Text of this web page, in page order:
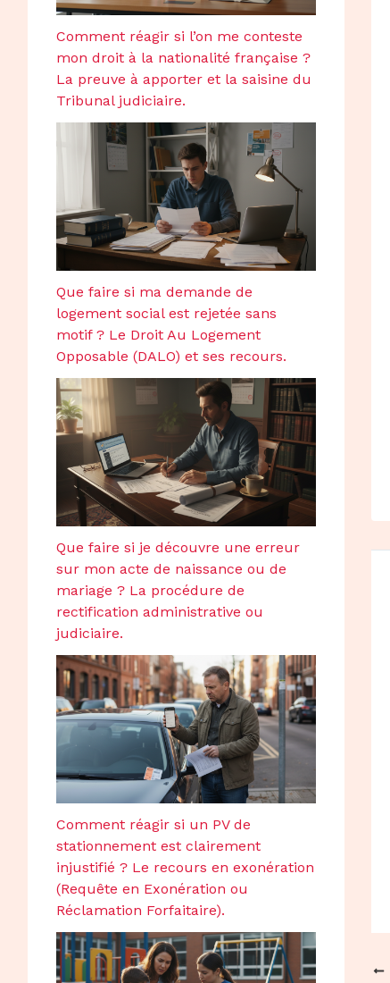
Comment réagir si l’on me conteste
mon droit à la nationalité française ?
La preuve à apporter et la saisine du
Tribunal judiciaire.
Que faire si ma demande de
logement social est rejetée sans
motif ? Le Droit Au Logement
Opposable (DALO) et ses recours.
Que faire si je découvre une erreur
sur mon acte de naissance ou de
mariage ? La procédure de
rectification administrative ou
judiciaire.
Comment réagir si un PV de
stationnement est clairement
injustifié ? Le recours en exonération
(Requête en Exonération ou
Réclamation Forfaitaire).